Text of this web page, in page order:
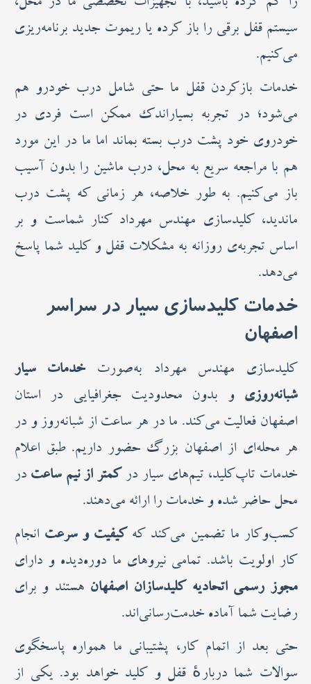
را گم کرده باشید، با تجهیزات تخصصی ما در محل،
سیستم قفل برقی را باز کرده یا ریموت جدید برنامه‌ریزی
می‌کنیم.
خدمات بازکردن قفل ما حتی شامل درب خودرو هم
می‌شود؛ در تجربه بسیار‌اندک ممکن است فردی در
خودروی خود پشت درب بسته بماند اما ما در این مورد
هم با مراجعه سریع به محل، درب ماشین را بدون آسیب
باز می‌کنیم. به طور خلاصه، هر زمانی که پشت درب
ماندید، کلیدسازی مهندس مهرداد کنار شماست و بر
اساس تجربه‌ی روزانه به مشکلات قفل و کلید شما پاسخ
می‌دهد.
خدمات کلیدسازی سیار در سراسر
اصفهان
کلیدسازی مهندس مهرداد به‌صورتخدمات سیار
شبانه‌روزی و بدون محدودیت جغرافیایی در استان
اصفهان فعالیت می‌کند. ما در هر ساعت از شبانه‌روز و در
هر محله‌ای از اصفهان بزرگ حضور داریم. طبق اعلام
خدمات تاپ‌کلید، تیم‌های سیار در کمتر از نیم ساعت در
محل حاضر شده و خدمات را ارائه می‌دهند.
کسب‌وکار ما تضمین می‌کند که کیفیت و سرعت انجام
کار اولویت باشد. تمامی نیروهای ما دوره‌دیده و دارای
مجوز رسمی اتحادیه کلیدسازان اصفهان هستند و برای
رضایت شما آماده خدمت‌رسانی‌اند.
حتی بعد از اتمام کار، پشتیبانی ما همواره پاسخگوی
سوالات شما دربارهٔ قفل و کلید خواهد بود. یکی از